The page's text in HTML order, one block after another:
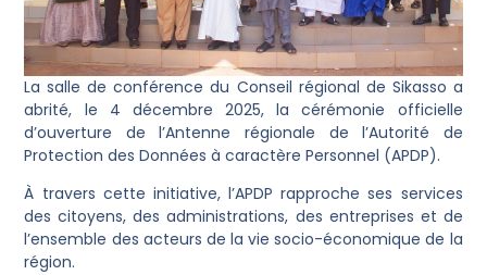
La salle de conférence du Conseil régional de Sikasso a
abrité, le 4 décembre 2025, la cérémonie officielle
d’ouverture de l’Antenne régionale de l’Autorité de
Protection des Données à caractère Personnel (APDP).
À travers cette initiative, l’APDP rapproche ses services
des citoyens, des administrations, des entreprises et de
l’ensemble des acteurs de la vie socio-économique de la
région.